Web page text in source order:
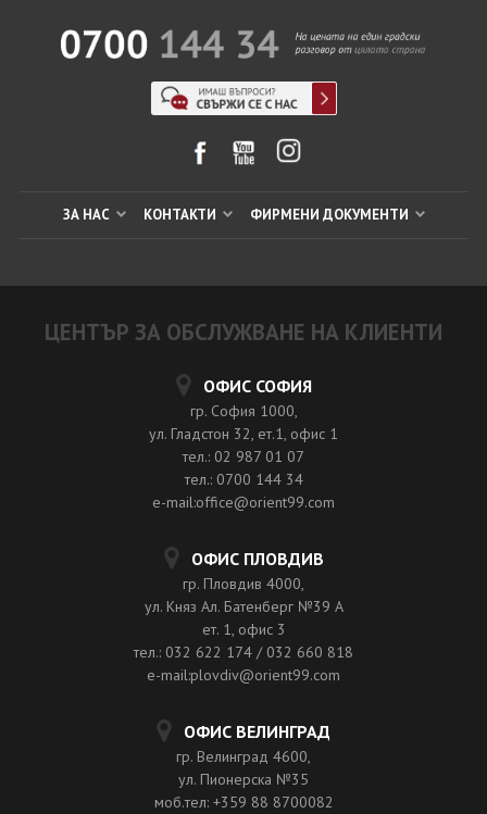
ЗА НАС КОНТАКТИ ФИРМЕНИ ДОКУМЕНТИ
ЦЕНТЪР ЗА ОБСЛУЖВАНЕ НА КЛИЕНТИ
ОФИС СОФИЯ
гр. София 1000,
ул. Гладстон 32, ет.1, офис 1
тел.: 02 987 01 07
тел.: 0700 144 34
e-mail:office@orient99.com
ОФИС ПЛОВДИВ
гр. Пловдив 4000,
ул. Княз Ал. Батенберг №39 A
ет. 1, офис 3
тел.: 032 622 174 / 032 660 818
e-mail:plovdiv@orient99.com
ОФИС ВЕЛИНГРАД
гр. Велинград 4600,
ул. Пионерска №35
моб.тел: +359 88 8700082